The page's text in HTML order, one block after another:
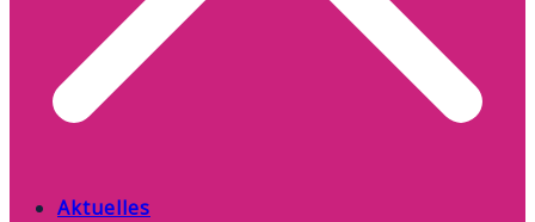
Aktuelles